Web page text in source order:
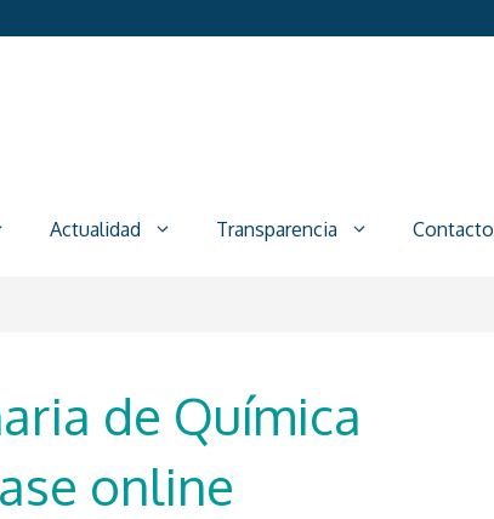
Actualidad Transparencia Contacto
de Química
online